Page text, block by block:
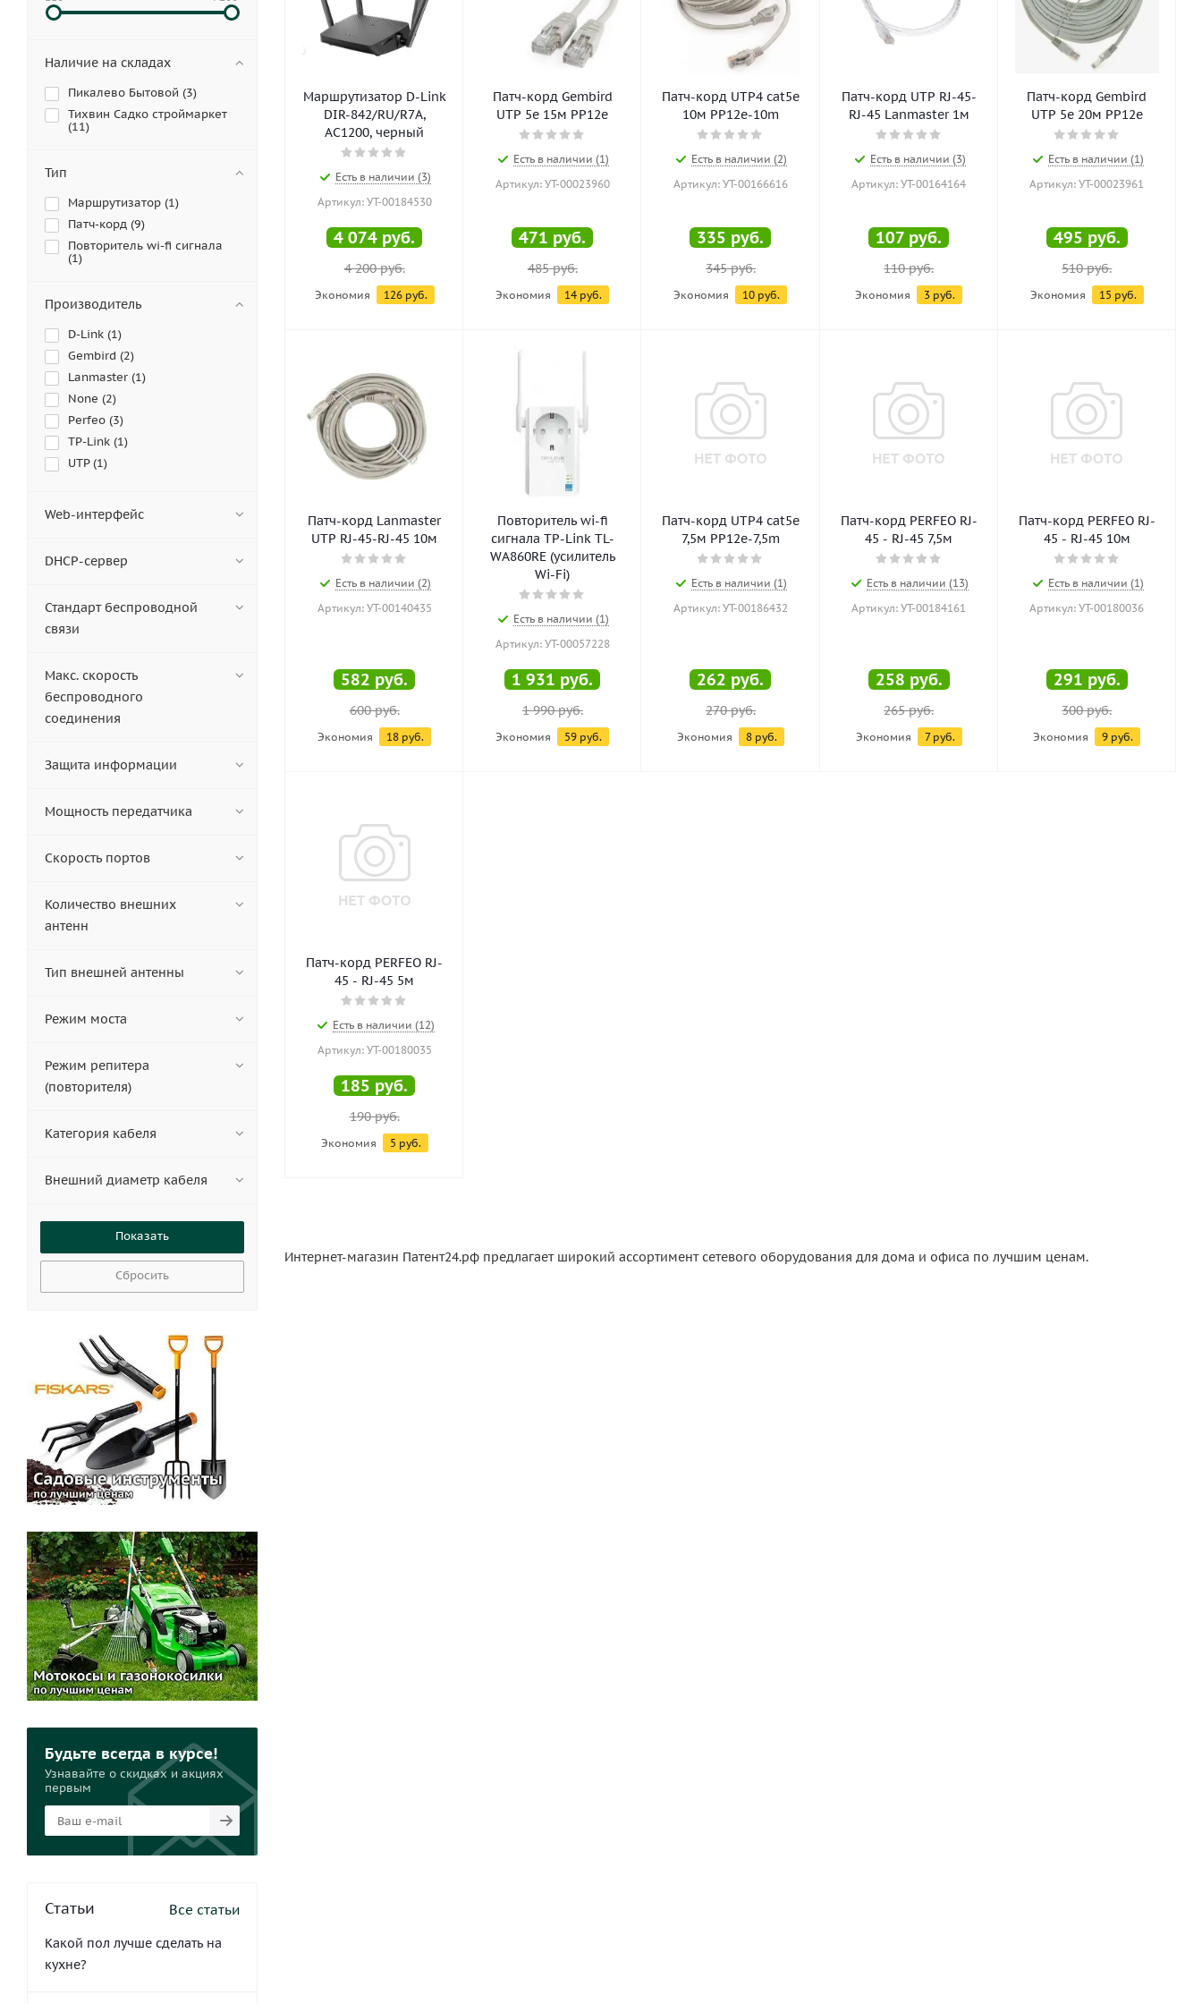
Маршрутизатор D-Link
DIR-842/RU/R7A,
AC1200, черный
Есть в наличии (3)
Артикул: УТ-00184530
4 074 руб.
4 200руб.
Экономия 126руб.
Патч-корд Gembird
UTP 5e 15м PP12e
Есть в наличии (1)
Артикул: УТ-00023960
471 руб.
485руб.
Экономия 14 руб.
Патч-корд UTP4 cat5e
10м PP12e-10m
Есть в наличии (2)
Артикул: УТ-00166616
335 руб.
345руб.
Экономия 10 руб.
Патч-корд UTP RJ-45-
RJ-45 Lanmaster 1м
Есть в наличии (3)
Артикул: УТ-00164164
107 руб.
110руб.
Экономия 3 руб.
Патч-корд Gembird
UTP 5e 20м PP12e
Есть в наличии (1)
Артикул: УТ-00023961
495 руб.
510руб.
Экономия 15 руб.
Патч-корд Lanmaster
UTP RJ-45-RJ-45 10м
Есть в наличии (2)
Артикул: УТ-00140435
582 руб.
600руб.
Экономия 18 руб.
Повторитель wi-fi
сигнала TP-Link TL-
WA860RE (усилитель
Wi-Fi)
Есть в наличии (1)
Артикул: УТ-00057228
1 931 руб.
1 990руб.
Экономия 59 руб.
Патч-корд UTP4 cat5e
7,5м PP12e-7,5m
Есть в наличии (1)
Артикул: УТ-00186432
262 руб.
270руб.
Экономия 8руб.
Патч-корд PERFEO RJ-
45 - RJ-45 7,5м
Есть в наличии (13)
Артикул: УТ-00184161
258 руб.
265руб.
Экономия 7руб.
Патч-корд PERFEO RJ-
45 - RJ-45 10м
Есть в наличии (1)
Артикул: УТ-00180036
291 руб.
300руб.
Экономия 9 руб.
Патч-корд PERFEO RJ-
45 - RJ-45 5м
Есть в наличии (12)
Артикул: УТ-00180035
185 руб.
190руб.
Экономия 5 руб.
Интернет-магазин Патент24.рф предлагает широкий ассортимент сетевого оборудования для дома и офиса по лучшим ценам.
Наличие на складах
Пикалево Бытовой (3)
Тихвин Садко строймаркет
(11)
Тип
Маршрутизатор (1)
Патч-корд (9)
Повторитель wi-fi сигнала
(1)
Производитель
D-Link (1)
Gembird (2)
Lanmaster (1)
None (2)
Perfeo (3)
TP-Link (1)
UTP (1)
Web-интерфейс
DHCP-сервер
Стандарт беспроводной
связи
Макс. скорость
беспроводного
соединения
Защита информации
Мощность передатчика
Скорость портов
Количество внешних
антенн
Тип внешней антенны
Режим моста
Режим репитера
(повторителя)
Категория кабеля
Внешний диаметр кабеля
Сбросить
Будьте всегда в курсе!
Узнавайте о скидках и акциях
первым
Статьи Все статьи
Какой пол лучше сделать на
кухне?